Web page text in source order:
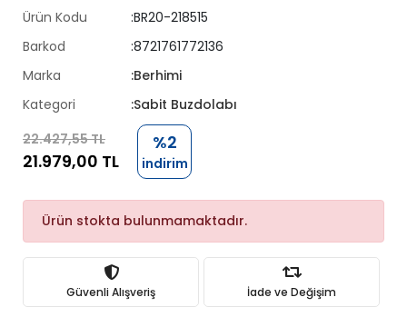
Ürün Kodu
:BR20-218515
Barkod
:8721761772136
Marka
:Berhimi
Kategori
:Sabit Buzdolabı
22.427,55 TL
21.979,00 TL
%2
indirim
Ürün stokta bulunmamaktadır.
Güvenli Alışveriş İade ve Değişim